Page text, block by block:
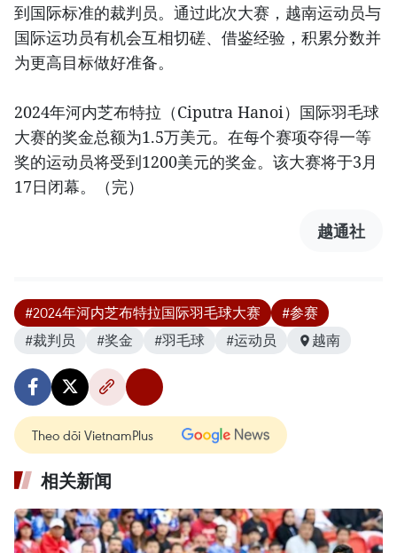
到国际标准的裁判员。通过此次大赛，越南运动员与
国际运功员有机会互相切磋、借鉴经验，积累分数并
为更高目标做好准备。
2024年河内芝布特拉（Ciputra Hanoi）国际羽毛球
大赛的奖金总额为1.5万美元。在每个赛项夺得一等
奖的运动员将受到1200美元的奖金。该大赛将于3月
17日闭幕。（完）
越通社
#2024年河内芝布特拉国际羽毛球大赛
#参赛
#裁判员
#奖金 #羽毛球 #运动员 越南
Theo dõi VietnamPlus
相关新闻